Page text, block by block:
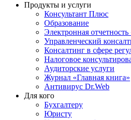
Продукты и услуги
Консультант Плюс
Образование
Электронная
Управленческий
Консалтинг в сфере
Налоговое
Аудиторские услуги
Журнал «Главная книга»
Антивирус Dr.Web
Для кого
Бухгалтеру
Юристу